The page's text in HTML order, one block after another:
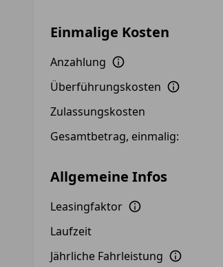
Einmalige Kosten
Anzahlung
Überführungskosten
Zulassungskosten
Gesamtbetrag, einmalig:
Allgemeine Infos
Leasingfaktor
Laufzeit
Jährliche Fahrleistung